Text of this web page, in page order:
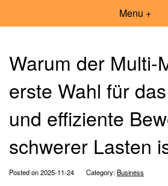
Menu +
Warum der Multi-
erste Wahl für
und effiziente
schwerer Lasten
Posted on 2025-11-24 Category:Business